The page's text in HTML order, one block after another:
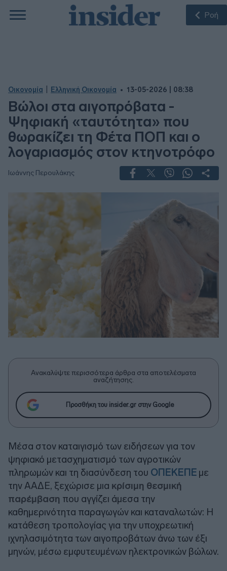
Ροή
Οικονομία Ελληνική Οικονομία 13-05-2026 | 08:38
Βώλοι στα αιγοπρόβατα -
Ψηφιακή «ταυτότητα» που
θωρακίζει τη Φέτα ΠΟΠ και ο
λογαριασμός στον κτηνοτρόφο
Ιωάννης Περουλάκης
Ανακαλύψτε περισσότερα άρθρα στα αποτελέσματα
αναζήτησης.
Προσθήκη του insider.gr στην Google
Μέσα στον καταιγισμό των ειδήσεων για τον
ψηφιακό μετασχηματισμό των αγροτικών
πληρωμών και τη διασύνδεση του ΟΠΕΚΕΠΕ με
την ΑΑΔΕ, ξεχώρισε μια κρίσιμη θεσμική
παρέμβαση που αγγίζει άμεσα την
καθημερινότητα παραγωγών και καταναλωτών: Η
κατάθεση τροπολογίας για την υποχρεωτική
ιχνηλασιμότητα των αιγοπροβάτων άνω των έξι
μηνών, μέσω εμφυτευμένων ηλεκτρονικών βώλων.